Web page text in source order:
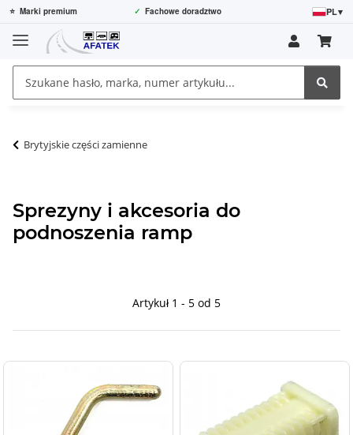
⭐ Marki premium ✓ Fachowe doradztwo PL▾
Brytyjskie części zamienne
Sprezyny i akcesoria do
podnoszenia ramp
Artykuł 1 - 5 od 5